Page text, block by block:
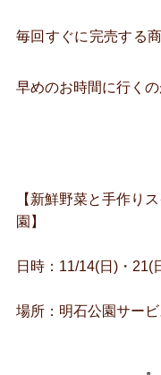
毎回すぐに完売する
早めのお時間に行く
【新鮮野菜と手作り
園】
日時：11/14(日)・
場所：明石公園サー